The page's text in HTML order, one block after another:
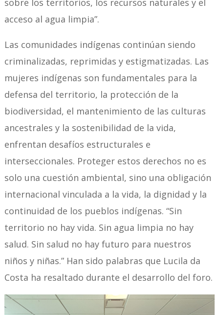
sobre los territorios, los recursos naturales y el
acceso al agua limpia”.
Las comunidades indígenas continúan siendo
criminalizadas, reprimidas y estigmatizadas. Las
mujeres indígenas son fundamentales para la
defensa del territorio, la protección de la
biodiversidad, el mantenimiento de las culturas
ancestrales y la sostenibilidad de la vida,
enfrentan desafíos estructurales e
interseccionales. Proteger estos derechos no es
solo una cuestión ambiental, sino una obligación
internacional vinculada a la vida, la dignidad y la
continuidad de los pueblos indígenas. “Sin
territorio no hay vida. Sin agua limpia no hay
salud. Sin salud no hay futuro para nuestros
niños y niñas.” Han sido palabras que Lucila da
Costa ha resaltado durante el desarrollo del foro.